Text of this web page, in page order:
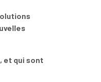
et qui sont